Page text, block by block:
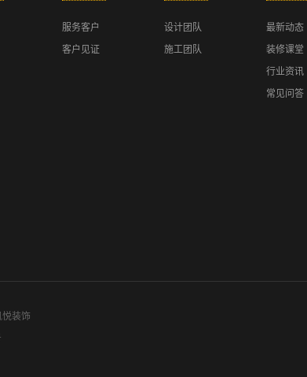
服务客户
客户见证
设计团队
施工团队
最新动态
装修课堂
行业资讯
常见问答
悦装饰